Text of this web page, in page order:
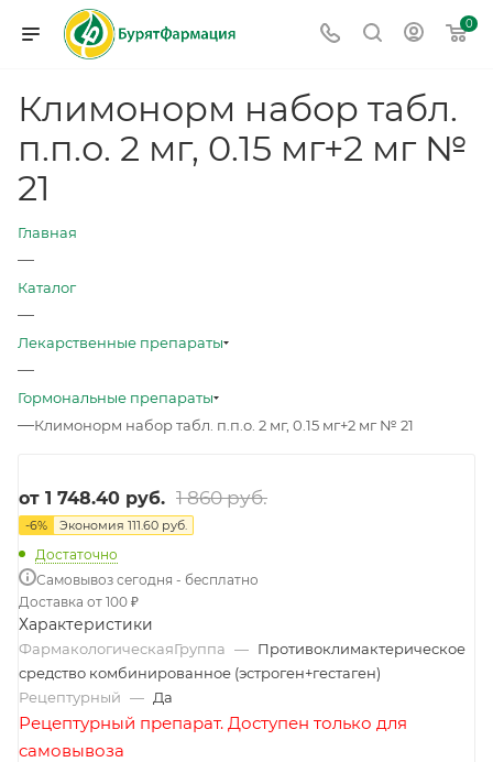
0
Климонорм набор табл.
п.п.о. 2 мг, 0.15 мг+2 мг №
21
Главная
—
Каталог
—
Лекарственные препараты
—
Гормональные препараты
—Климонорм набор табл. п.п.о. 2 мг, 0.15 мг+2 мг № 21
от 1 748.40 руб. 1 860 руб.
-6% Экономия 111.60 руб.
Достаточно
Самовывоз сегодня - бесплатно
Доставка от 100 ₽
Характеристики
ФармакологическаяГруппа — Противоклимактерическое
средство комбинированное (эстроген+гестаген)
Рецептурный — Да
Рецептурный препарат. Доступен только для
самовывоза